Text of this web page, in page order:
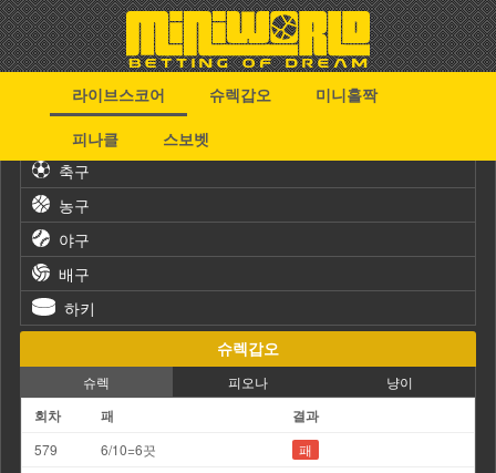
라이브스코어 슈렉갑오
미니홀짝
피나클
스보벳
축구
농구
야구
배구
하키
슈렉갑오
슈렉 피오나 냥이
회차 패 결과
579 6/10=6끗
패